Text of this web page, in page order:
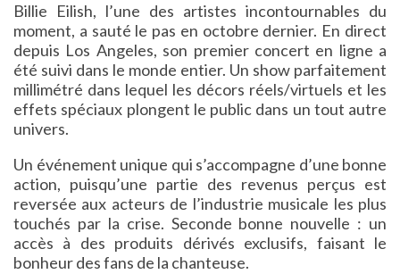
Billie Eilish, l’une des artistes incontournables du
moment, a sauté le pas en octobre dernier. En direct
depuis Los Angeles, son premier concert en ligne a
été suivi dans le monde entier. Un show parfaitement
millimétré dans lequel les décors réels/virtuels et les
effets spéciaux plongent le public dans un tout autre
univers.
Un événement unique qui s’accompagne d’une bonne
action, puisqu’une partie des revenus perçus est
reversée aux acteurs de l’industrie musicale les plus
touchés par la crise. Seconde bonne nouvelle : un
accès à des produits dérivés exclusifs, faisant le
bonheur des fans de la chanteuse.